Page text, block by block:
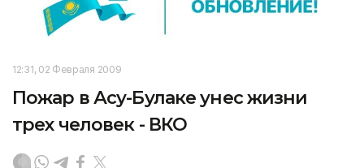
12:31, 02 Февраля 2009
Пожар в Асу-Булаке унес жизни
трех человек - ВКО